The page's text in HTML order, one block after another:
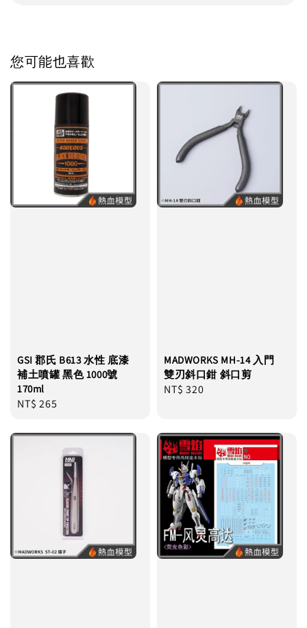
您可能也喜歡
GSI 郡氏 B613 水性 底漆
補土噴罐 黑色 1000號
170ml
Regular
NT$ 265
MADWORKS MH-14 入門
雙刃斜口鉗 斜口剪
Regular
NT$ 320